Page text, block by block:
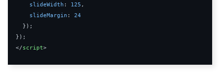
slideWidth : 125 ,
slideMargin :
24
});
});
</script>